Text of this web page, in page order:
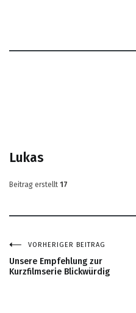
Lukas
Beitrag erstellt 17
VORHERIGER BEITRAG
Unsere Empfehlung zur
Kurzfilmserie Blickwürdig